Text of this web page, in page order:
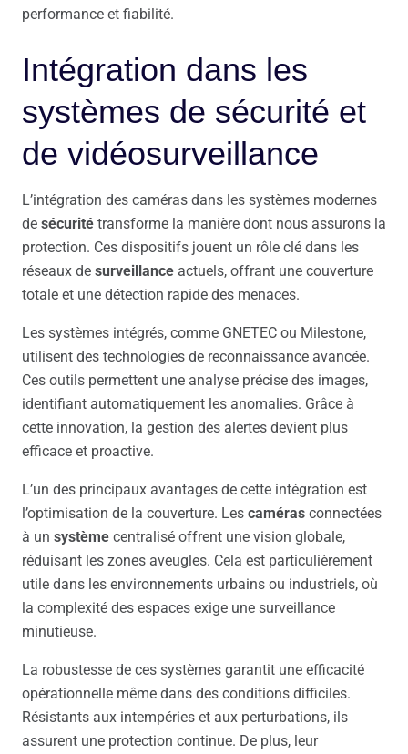
performance et fiabilité.
Intégration dans les
systèmes de sécurité et
de vidéosurveillance
L’intégration des caméras dans les systèmes modernes
de sécurité transforme la manière dont nous assurons la
protection. Ces dispositifs jouent un rôle clé dans les
réseaux de surveillance actuels, offrant une couverture
totale et une détection rapide des menaces.
Les systèmes intégrés, comme GNETEC ou Milestone,
utilisent des technologies de reconnaissance avancée.
Ces outils permettent une analyse précise des images,
identifiant automatiquement les anomalies. Grâce à
cette innovation, la gestion des alertes devient plus
efficace et proactive.
L’un des principaux avantages de cette intégration est
l’optimisation de la couverture. Les caméras connectées
à un système centralisé offrent une vision globale,
réduisant les zones aveugles. Cela est particulièrement
utile dans les environnements urbains ou industriels, où
la complexité des espaces exige une surveillance
minutieuse.
La robustesse de ces systèmes garantit une efficacité
opérationnelle même dans des conditions difficiles.
Résistants aux intempéries et aux perturbations, ils
assurent une protection continue. De plus, leur